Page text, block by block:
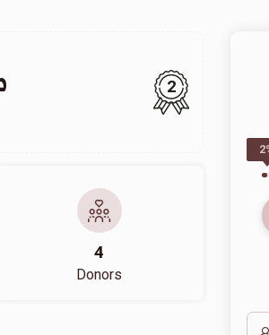
2
4
Donors